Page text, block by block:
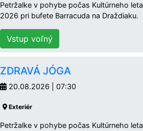
Petržalke v pohybe počas Kultúrneho leta
2026 pri bufete Barracuda na Draždiaku.
Vstup voľný
ZDRAVÁ JÓGA
20.08.2026 | 07:30
Exteriér
Petržalke v pohybe počas Kultúrneho leta